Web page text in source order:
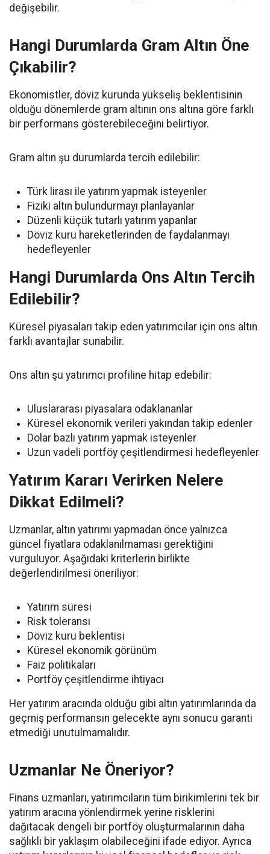
değişebilir.
Hangi Durumlarda Gram Altın Öne
Çıkabilir?
Ekonomistler, döviz kurunda yükseliş beklentisinin
olduğu dönemlerde gram altının ons altına göre farklı
bir performans gösterebileceğini belirtiyor.
Gram altın şu durumlarda tercih edilebilir:
Türk lirası ile yatırım yapmak isteyenler
Fiziki altın bulundurmayı planlayanlar
Düzenli küçük tutarlı yatırım yapanlar
Döviz kuru hareketlerinden de faydalanmayı
hedefleyenler
Hangi Durumlarda Ons Altın Tercih
Edilebilir?
Küresel piyasaları takip eden yatırımcılar için ons altın
farklı avantajlar sunabilir.
Ons altın şu yatırımcı profiline hitap edebilir:
Uluslararası piyasalara odaklananlar
Küresel ekonomik verileri yakından takip edenler
Dolar bazlı yatırım yapmak isteyenler
Uzun vadeli portföy çeşitlendirmesi hedefleyenler
Yatırım Kararı Verirken Nelere
Dikkat Edilmeli?
Uzmanlar, altın yatırımı yapmadan önce yalnızca
güncel fiyatlara odaklanılmaması gerektiğini
vurguluyor. Aşağıdaki kriterlerin birlikte
değerlendirilmesi öneriliyor:
Yatırım süresi
Risk toleransı
Döviz kuru beklentisi
Küresel ekonomik görünüm
Faiz politikaları
Portföy çeşitlendirme ihtiyacı
Her yatırım aracında olduğu gibi altın yatırımlarında da
geçmiş performansın gelecekte aynı sonucu garanti
etmediği unutulmamalıdır.
Uzmanlar Ne Öneriyor?
Finans uzmanları, yatırımcıların tüm birikimlerini tek bir
yatırım aracına yönlendirmek yerine risklerini
dağıtacak dengeli bir portföy oluşturmalarının daha
sağlıklı bir yaklaşım olabileceğini ifade ediyor. Ayrıca